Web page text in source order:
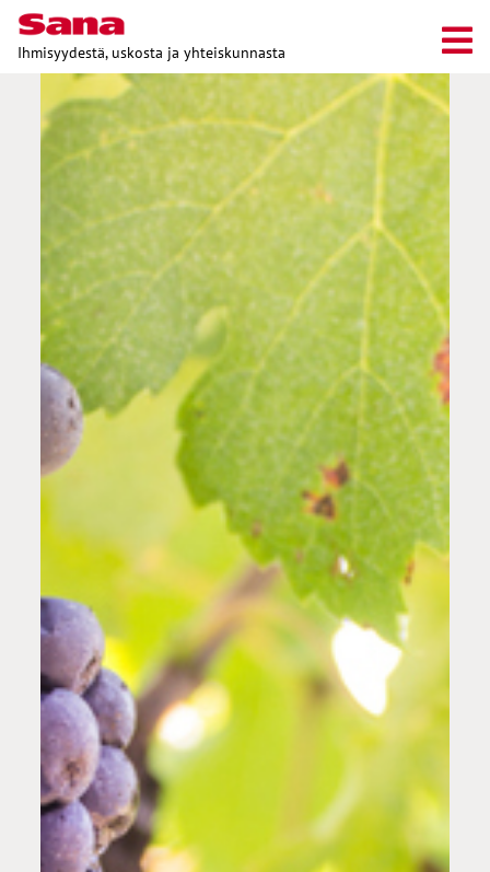
Ihmisyydestä, uskosta ja yhteiskunnasta